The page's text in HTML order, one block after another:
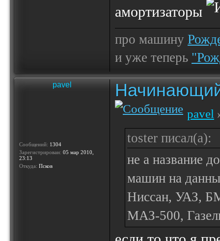
амортизаторы
про машину
и уже теперь
pavel
Сообщений: 1304
Зарегистрирован: 05 мар 2010,
23:13
Откуда: Псков
pavel
toster писал(а):
не а название
машин на
Ниссан, УАЗ,
МАЗ-500,